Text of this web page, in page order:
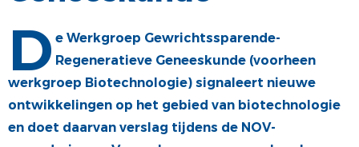
ALV
PRIJZEN
MEDISCHE INDUSTRIE
VACATUREBANK
D e Werkgroep Gewrichtssparende-
Regeneratieve Geneeskunde (voorheen
werkgroep Biotechnologie) signaleert nieuwe
ontwikkelingen op het gebied van biotechnologie
en doet daarvan verslag tijdens de NOV-